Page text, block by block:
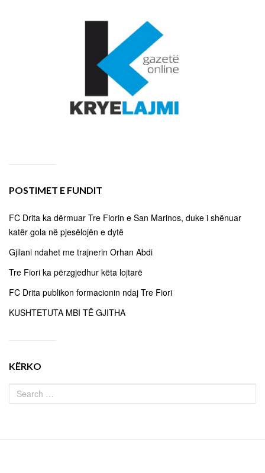
POSTIMET E FUNDIT
FC Drita ka dërmuar Tre Fiorin e San Marinos, duke i shënuar
katër gola në pjesëlojën e dytë
Gjilani ndahet me trajnerin Orhan Abdi
Tre Fiori ka përzgjedhur këta lojtarë
FC Drita publikon formacionin ndaj Tre Fiori
KUSHTETUTA MBI TË GJITHA
KËRKO